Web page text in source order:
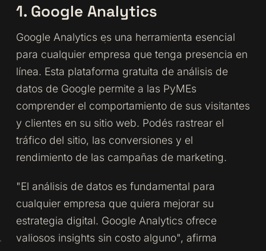
1. Google Analytics
Google Analytics es una herramienta esencial
para cualquier empresa que tenga presencia en
línea. Esta plataforma gratuita de análisis de
datos de Google permite a las PyMEs
comprender el comportamiento de sus visitantes
y clientes en su sitio web. Podés rastrear el
tráfico del sitio, las conversiones y el
rendimiento de las campañas de marketing.
"El análisis de datos es fundamental para
cualquier empresa que quiera mejorar su
estrategia digital. Google Analytics ofrece
valiosos insights sin costo alguno", afirma